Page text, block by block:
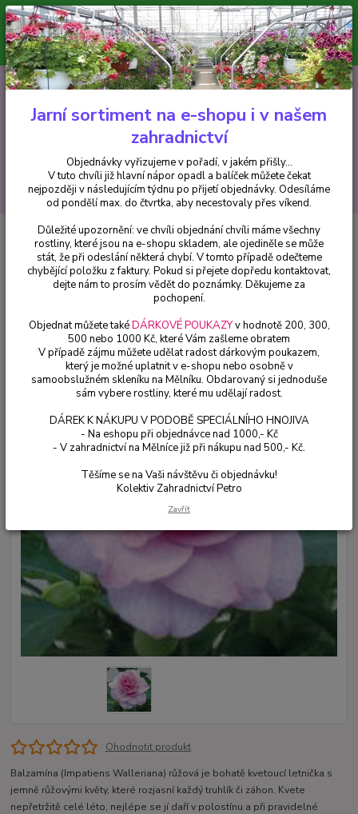
Minimální hodnota pro odeslání z e-shopu je 300 Kč.
V tuto chvíli již hlavní nápor objednávek opadl a balíček můžete čekat
nejpozději v následujícím týdnu po přijetí objednávky. Objednávky
vyřizujeme v pořadí, v jakém přišly...
CZK
Hledat
+420 602 223 614 0ks
za0 Kč
Balkónové rostliny
Impantiens Walleriana růžový Balzamína - 1
Impantiens Walleriana růžový
Balzamína - 1 ks
Ohodnotit produkt
Balzamína (Impatiens Walleriana) růžová je bohatě kvetoucí letnička s
jemně růžovými květy, které rozjasní každý truhlík či záhon. Kvete
nepřetržitě celé léto, nejlépe se jí daří v polostínu a při pravidelné
Jarní sortiment na e-shopu i v našem
zahradnictví
Objednávky vyřizujeme v pořadí, v jakém přišly...
V tuto chvíli již hlavní nápor opadl a balíček můžete čekat
nejpozději v následujícím týdnu po přijetí objednávky. Odesíláme
od pondělí max. do čtvrtka, aby necestovaly přes víkend.
Důležité upozornění: ve chvíli objednání chvíli máme všechny
rostliny, které jsou na e-shopu skladem, ale ojediněle se může
stát, že při odeslání některá chybí. V tomto případě odečteme
chybějící položku z faktury. Pokud si přejete dopředu kontaktovat,
dejte nám to prosím vědět do poznámky. Děkujeme za
pochopení.
Objednat můžete takéDÁRKOVÉ POUKAZYv hodnotě 200, 300,
500 nebo 1000 Kč, které Vám zašleme obratem
V případě zájmu můžete udělat radost dárkovým poukazem,
který je možné uplatnit v e-shopu nebo osobně v
samoobslužném skleníku na Mělníku. Obdarovaný si jednoduše
sám vybere rostliny, které mu udělají radost.
DÁREK K NÁKUPU V PODOBĚ SPECIÁLNÍHO HNOJIVA
- Na eshopu při objednávce nad 1000,- Kč
- V zahradnictví na Mělníce již při nákupu nad 500,- Kč.
Těšíme se na Vaši návštěvu či objednávku!
Kolektiv Zahradnictví Petro
Zavřít